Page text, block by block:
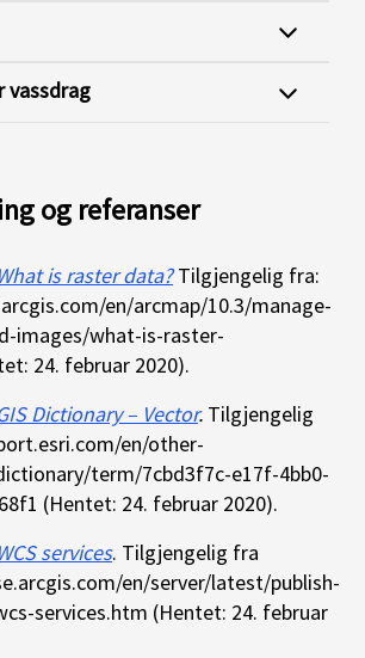
vassdrag
og referanser
What is raster data? Tilgjengelig fra:
en/arcmap/10.3/manage-
images/what-is-raster-
24. februar 2020).
Dictionary – Vector. Tilgjengelig
en/other-
term/7cbd3f7c-e17f-4bb0-
(Hentet: 24. februar 2020).
WCS services. Tilgjengelig fra
en/server/latest/publish-
services.htm (Hentet: 24. februar